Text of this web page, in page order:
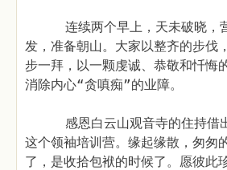
连续两个早上，天未破晓，营
发，准备朝山。大家以整齐的步伐
步一拜，以一颗虔诚、恭敬和忏悔
消除内心“贪嗔痴”的业障。
感恩白云山观音寺的住持借出
这个领袖培训营。缘起缘散，匆匆
了，是收拾包袱的时候了。愿彼此